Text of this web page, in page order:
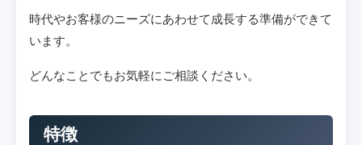
時代やお客様のニーズにあわせて成長する準備ができて
います。
どんなことでもお気軽にご相談ください。
特徴